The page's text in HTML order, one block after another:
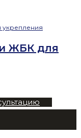
ЖБК для